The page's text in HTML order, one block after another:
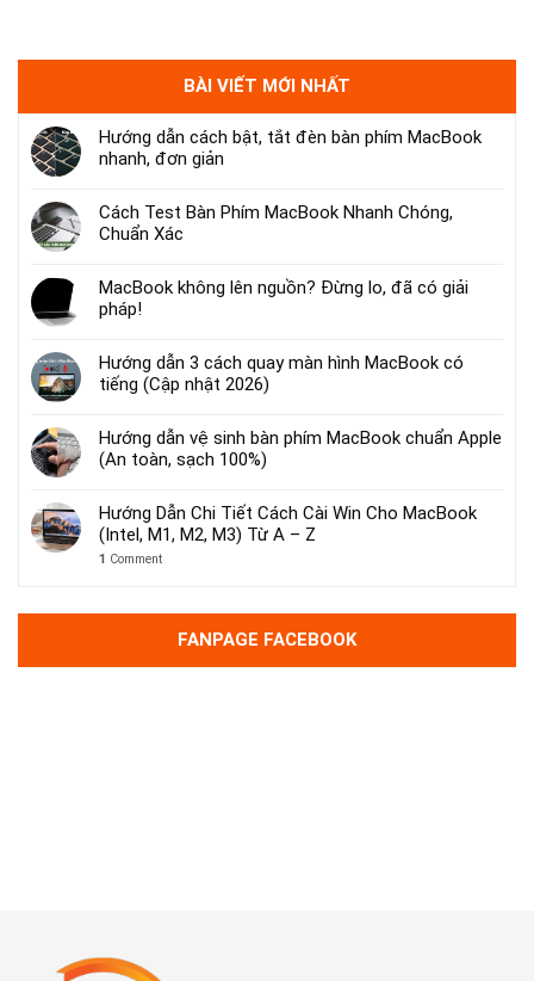
BÀI VIẾT MỚI NHẤT
Hướng dẫn cách bật, tắt đèn bàn phím MacBook
nhanh, đơn giản
Cách Test Bàn Phím MacBook Nhanh Chóng,
Chuẩn Xác
MacBook không lên nguồn? Đừng lo, đã có giải
pháp!
Hướng dẫn 3 cách quay màn hình MacBook có
tiếng (Cập nhật 2026)
Hướng dẫn vệ sinh bàn phím MacBook chuẩn Apple
(An toàn, sạch 100%)
Hướng Dẫn Chi Tiết Cách Cài Win Cho MacBook
(Intel, M1, M2, M3) Từ A – Z
1 Comment
FANPAGE FACEBOOK